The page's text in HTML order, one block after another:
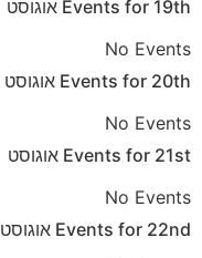
Events for 19th
אוגוסט
No Events
Events for 20th
אוגוסט
No Events
Events for 21st
אוגוסט
No Events
Events for 22nd
אוגוסט